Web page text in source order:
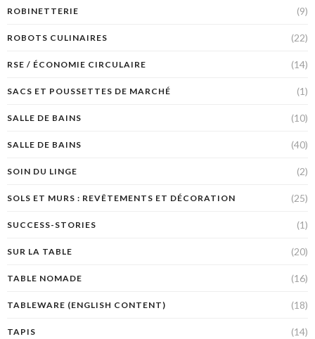
ROBINETTERIE (9)
ROBOTS CULINAIRES (22)
RSE / ÉCONOMIE CIRCULAIRE (14)
SACS ET POUSSETTES DE MARCHÉ (1)
SALLE DE BAINS (10)
SALLE DE BAINS (40)
SOIN DU LINGE (2)
SOLS ET MURS : REVÊTEMENTS ET DÉCORATION (25)
SUCCESS-STORIES (1)
SUR LA TABLE (20)
TABLE NOMADE (16)
TABLEWARE (ENGLISH CONTENT) (18)
TAPIS (14)